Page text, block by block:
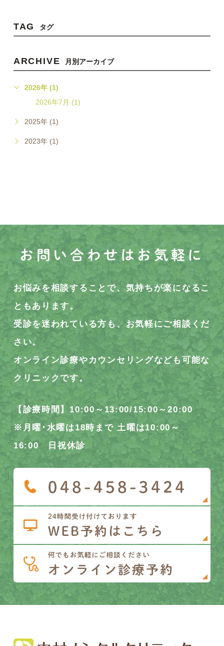
TAG タグ
ARCHIVE 月別アーカイブ
2026年 (1)
2026年7月 (1)
2025年 (1)
2023年 (1)
お問い合わせはお気軽に
お悩みを相談することで、気持ちが楽になるこ
ともあります。
受診を迷われている方も、お気軽にご相談くだ
さい。
オンライン診療やカウンセリングなども可能な
クリニックです。
【診療時間】10:00～13:00/15:00～20:00
※月曜･水曜は18時まで 土曜は10:00～
16:00 日祝休診